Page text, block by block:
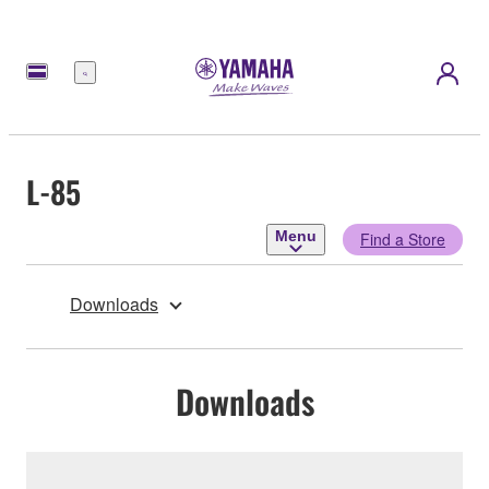
Menu
L-85
Menu Find a Store
Downloads
Downloads